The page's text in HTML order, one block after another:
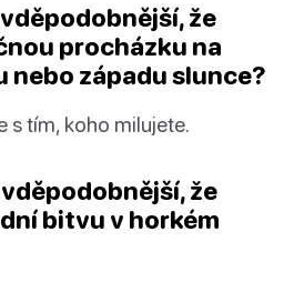
že
procházku na
nebo západu slunce?
s tím, koho milujete.
že
bitvu v horkém